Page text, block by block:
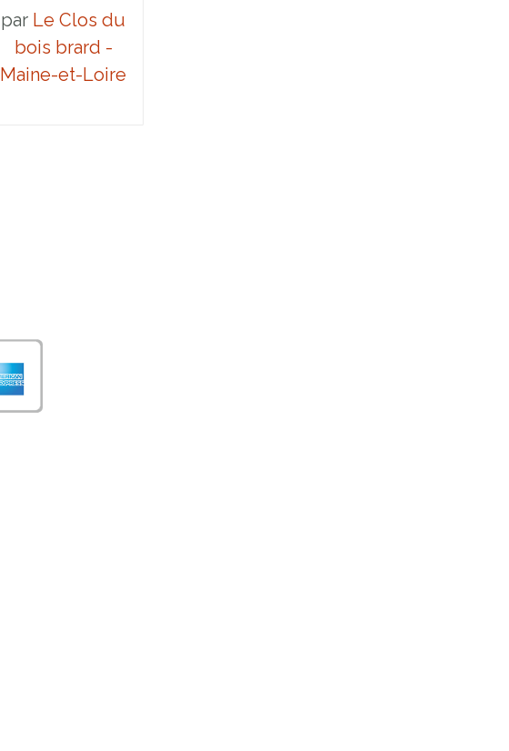
par Le Clos du
bois brard -
Maine-et-Loire